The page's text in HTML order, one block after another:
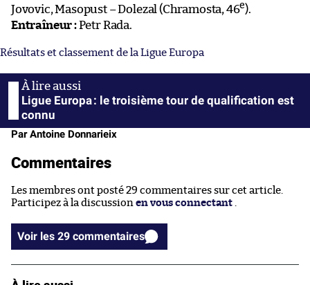
Jovovic, Masopust – Dolezal (Chramosta, 46e).
Entraîneur :Petr Rada.
Résultats et classement de la Ligue Europa
Ligue Europa : le troisième tour de qualification est
connu
Par Antoine Donnarieix
Commentaires
Les membres ont posté 29 commentaires sur cet article.
Participez à la discussion en vous connectant
Voir les 29 commentaires